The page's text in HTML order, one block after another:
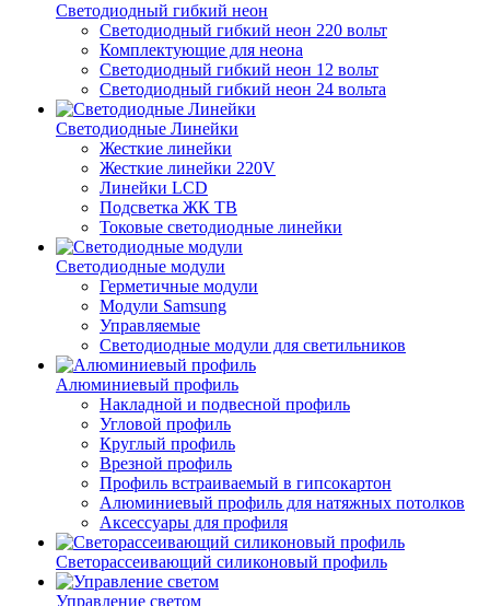
Светодиодный гибкий неон
Светодиодный гибкий неон 220 вольт
Комплектующие для неона
Светодиодный гибкий неон 12 вольт
Светодиодный гибкий неон 24 вольта
Светодиодные Линейки
Жесткие линейки
Жесткие линейки 220V
Линейки LCD
Подсветка ЖК ТВ
Токовые светодиодные линейки
Светодиодные модули
Герметичные модули
Модули Samsung
Управляемые
Светодиодные модули для светильников
Алюминиевый профиль
Накладной и подвесной профиль
Угловой профиль
Круглый профиль
Врезной профиль
Профиль встраиваемый в гипсокартон
Алюминиевый профиль для натяжных потолков
Аксессуары для профиля
Светорассеивающий силиконовый профиль
Управление светом